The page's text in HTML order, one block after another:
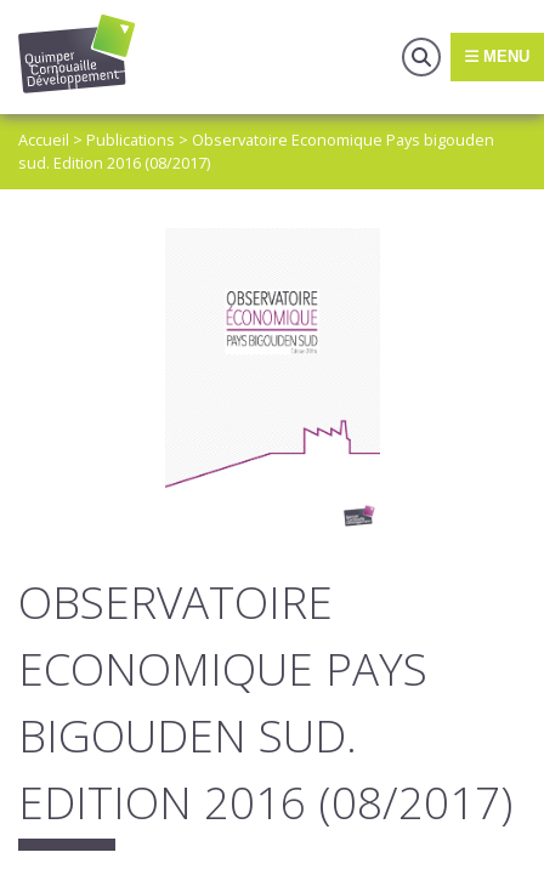
MENU
Accueil > Publications > Observatoire Economique Pays bigouden
sud. Edition 2016 (08/2017)
OBSERVATOIRE
ECONOMIQUE PAYS
BIGOUDEN SUD.
EDITION 2016 (08/2017)